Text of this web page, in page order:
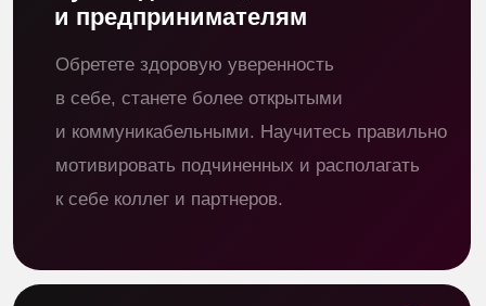
Менеджерам
любого уровня
Научитесь спокойно выступать
перед публикой, без стресса вести
переговоры, эффективно представлять свои